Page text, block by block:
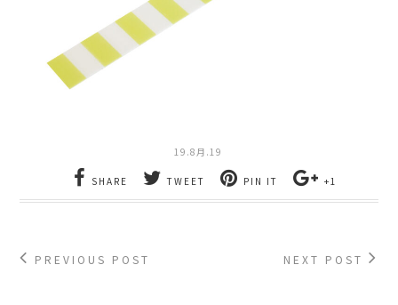
19.8月.19
SHARE TWEET PIN IT +1
PREVIOUS POST NEXT POST